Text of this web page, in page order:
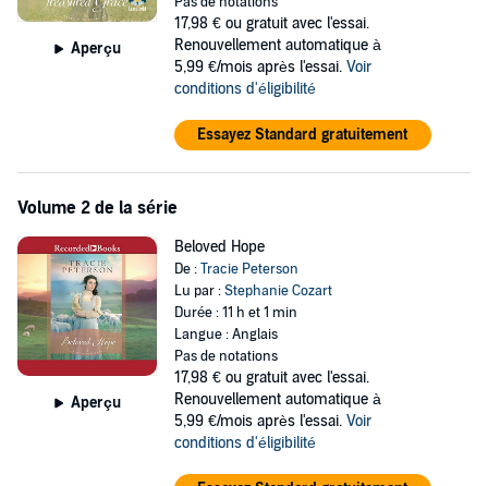
and those she loves in more danger than she imagined possible.
©2017 "Peterson Ink, Inc." (P)2017 Recorded Books, Inc.
Aperçu
17,98 € ou gratuit avec l'essai.
Renouvellement automatique à
5,99 €/mois après l'essai. Voir
conditions d'éligibilité
Essayez Standard gratuitement
Volume 2 de la série
Aperçu
Beloved Hope
De :Tracie Peterson
Lu par :Stephanie Cozart
Durée : 11 h et 1 min
Langue : Anglais
Pas de notations
17,98 € ou gratuit avec l'essai.
Renouvellement automatique à
5,99 €/mois après l'essai. Voir
conditions d'éligibilité